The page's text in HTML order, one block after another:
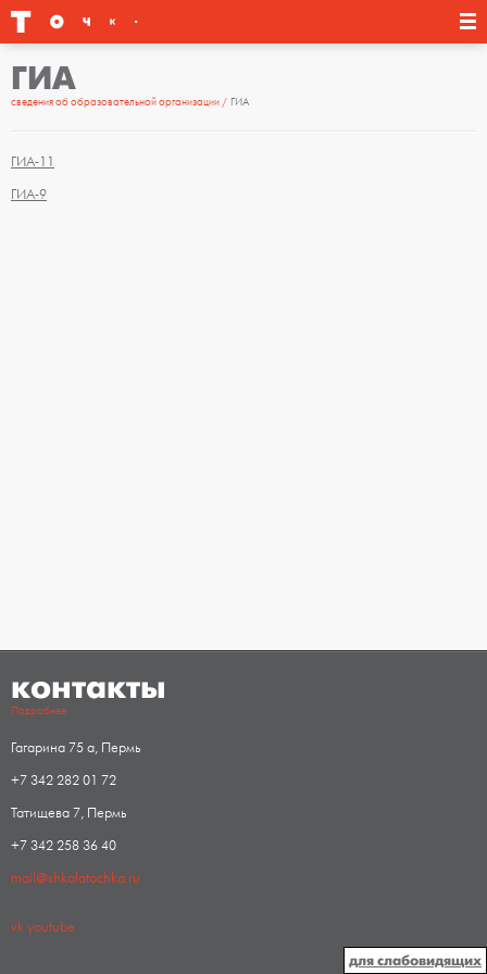
ГИА
сведения об образовательной организации ГИА
ГИА-11
ГИА-9
контакты
Подробнее
Гагарина 75 а, Пермь
+7 342 282 01 72
Татищева 7, Пермь
+7 342 258 36 40
mail@shkolatochka.ru
vkyoutube
для слабовидящих